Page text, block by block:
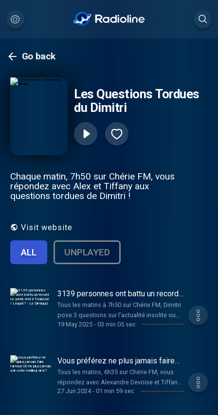
Go back
Les Questions Tordues
du Dimitri
Chaque matin, 7h50 sur Chérie FM, vous
répondez avec Alex et Tiffany aux
questions tordues de Dimitri !
Visit website
ALL UNPLAYED
3139 personnes ont battu un record
ce week end à Toulouse ! Lequel ? -
Le Dimiquiz
Tous les matins à 7h50 sur Chérie FM, Dimitri
pose 3 questions sur l'actualité insolite ou
légère des dernières 24 heures !
19 May 2025- 03 min 05 sec
Vous préférez ne plus jamais faire
l’amour OU ne plus jamais voir votre
meilleur ami ?
Tous les matins, 6h35 sur Chérie FM, vous
répondez avec Alexandre Devoise et Tiffany
Bonvoisin au Dilemme de Dimitri !
27 Jun 2024- 01 min 59 sec